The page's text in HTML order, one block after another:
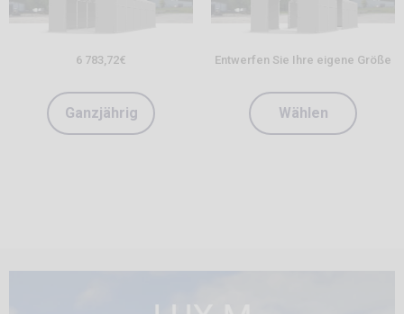
6 783,72€
Ganzjährig
Entwerfen Sie Ihre eigene Größe
Wählen